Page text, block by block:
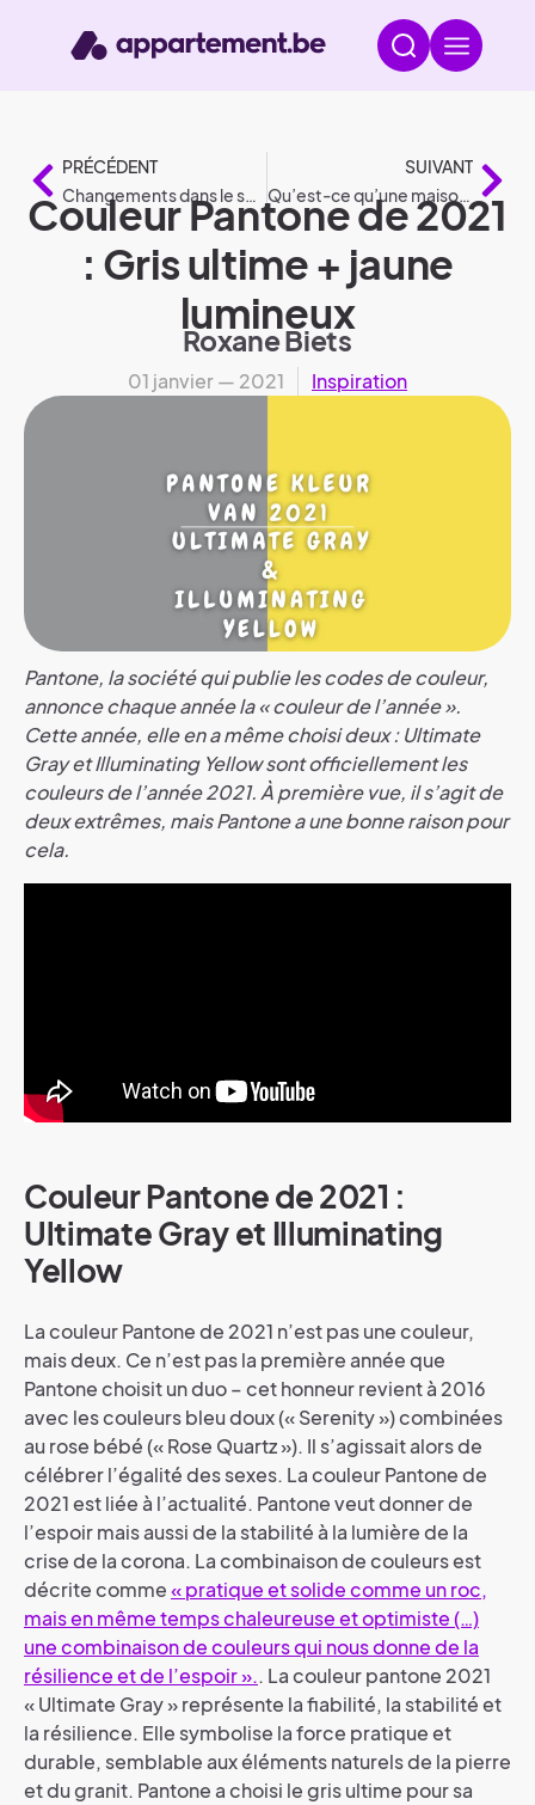
PRÉCÉDENT
Changements dans le secteur du logement en 2021
SUIVANT
Qu’est-ce qu’une maison BEN ?
Couleur Pantone de 2021
: Gris ultime + jaune
lumineux
Roxane Biets
01 janvier — 2021 Inspiration
Pantone, la société qui publie les codes de couleur,
annonce chaque année la « couleur de l’année ».
Cette année, elle en a même choisi deux : Ultimate
Gray et Illuminating Yellow sont officiellement les
couleurs de l’année 2021. À première vue, il s’agit de
deux extrêmes, mais Pantone a une bonne raison pour
cela.
Couleur Pantone de 2021 :
Ultimate Gray et Illuminating
Yellow
La couleur Pantone de 2021 n’est pas une couleur,
mais deux. Ce n’est pas la première année que
Pantone choisit un duo – cet honneur revient à 2016
avec les couleurs bleu doux (« Serenity ») combinées
au rose bébé (« Rose Quartz »). Il s’agissait alors de
célébrer l’égalité des sexes. La couleur Pantone de
2021 est liée à l’actualité. Pantone veut donner de
l’espoir mais aussi de la stabilité à la lumière de la
crise de la corona. La combinaison de couleurs est
décrite comme« pratique et solide comme un roc,
mais en même temps chaleureuse et optimiste (…)
une combinaison de couleurs qui nous donne de la
résilience et de l’espoir ».. La couleur pantone 2021
« Ultimate Gray » représente la fiabilité, la stabilité et
la résilience. Elle symbolise la force pratique et
durable, semblable aux éléments naturels de la pierre
et du granit. Pantone a choisi le gris ultime pour sa